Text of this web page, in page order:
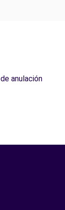
anulación